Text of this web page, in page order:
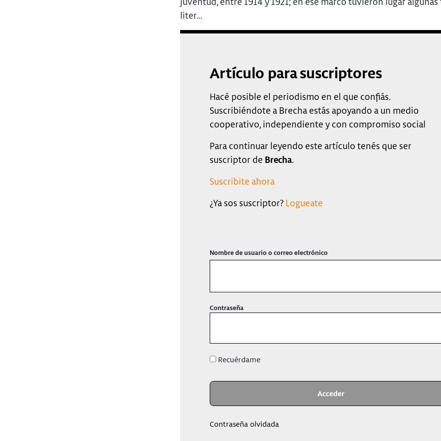
liter...
Artículo para suscriptores
Hacé posible el periodismo en el que confiás.
Suscribiéndote a Brecha estás apoyando a un medio
cooperativo, independiente y con compromiso social
Para continuar leyendo este artículo tenés que ser
suscriptor de Brecha.
Suscribite ahora
¿Ya sos suscriptor? Logueate
Nombre de usuario o correo electrónico
Contraseña
Recuérdame
Contraseña olvidada